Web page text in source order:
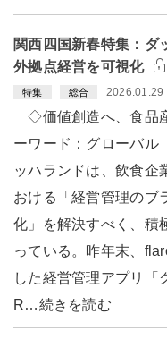
関西四国新春特集：
外拠点経営を可視化
特集 総合 2026.01.29
◇価値創造へ、食品
ーワード：グローバ
ッハランドは、飲食企
おける「経営管理のブ
化」を解決すべく、積
っている。昨年末、
した経営管理アプリ「
R…続きを読む